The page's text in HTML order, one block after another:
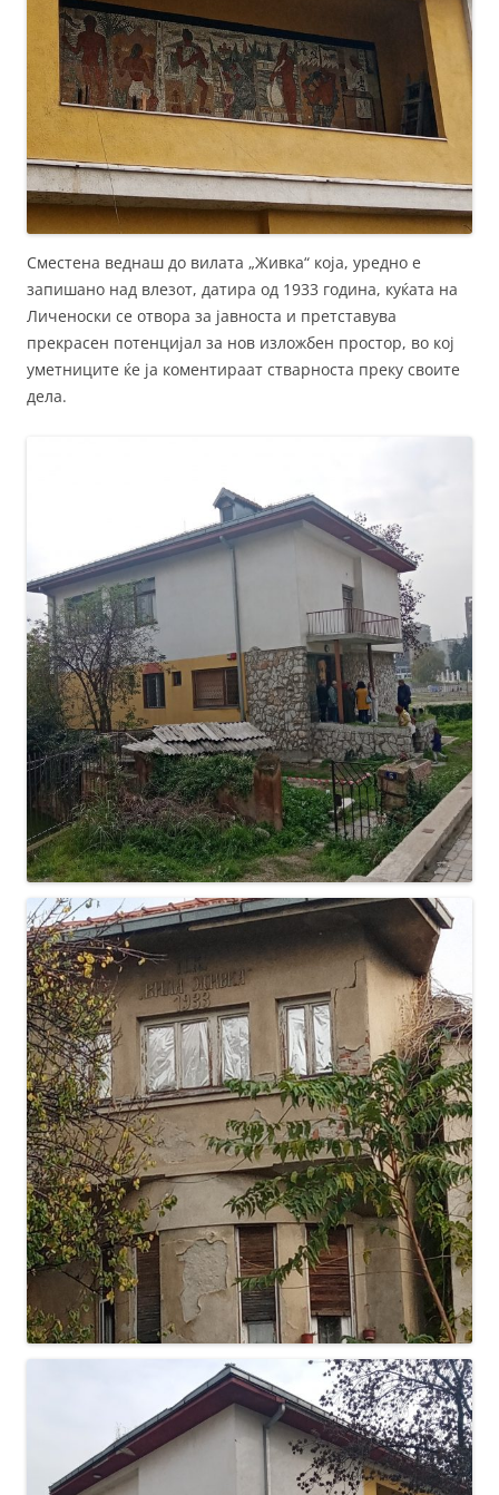
Сместена веднаш до вилата „Живка“ која, уредно е
запишано над влезот, датира од 1933 година, куќата на
Личеноски се отвора за јавноста и претставува
прекрасен потенцијал за нов изложбен простор, во кој
уметниците ќе ја коментираат стварноста преку своите
дела.